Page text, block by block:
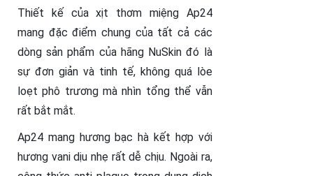
Thiết kế của xịt thơm miệng Ap24
mang đặc điểm chung của tất cả các
dòng sản phẩm của hãng NuSkin đó là
sự đơn giản và tinh tế, không quá lòe
loẹt phô trương mà nhìn tổng thể vẫn
rất bắt mắt.
Ap24 mang hương bạc hà kết hợp với
hương vani dịu nhẹ rất dễ chịu. Ngoài ra,